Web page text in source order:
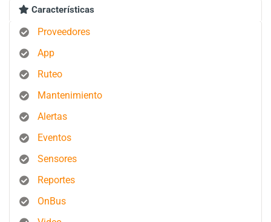
Características
Proveedores
App
Ruteo
Mantenimiento
Alertas
Eventos
Sensores
Reportes
OnBus